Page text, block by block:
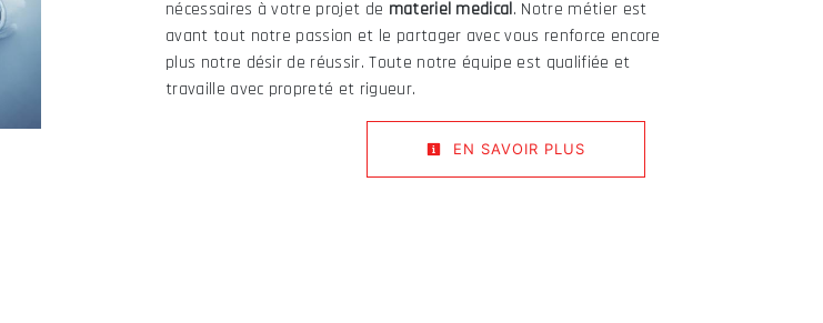
nécessaires à votre projet de materiel medical. Notre métier est
avant tout notre passion et le partager avec vous renforce encore
plus notre désir de réussir. Toute notre équipe est qualifiée et
travaille avec propreté et rigueur.
EN SAVOIR PLUS